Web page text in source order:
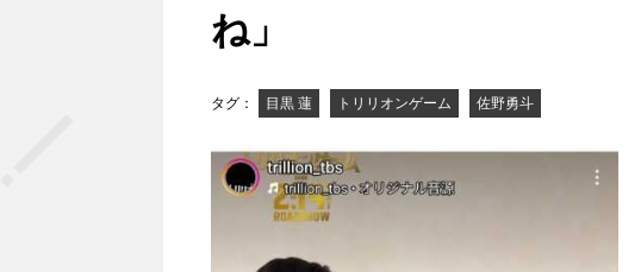
ね」
タグ： 目黒 蓮 トリリオンゲーム 佐野勇斗